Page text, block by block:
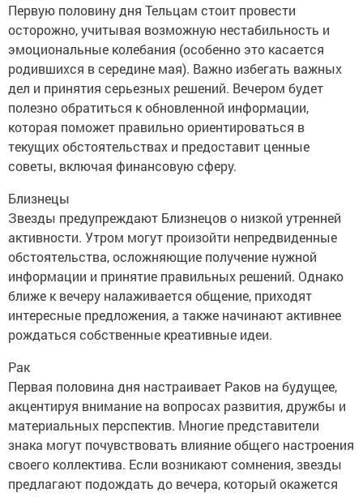
Первую половину дня Тельцам стоит провести
осторожно, учитывая возможную нестабильность и
эмоциональные колебания (особенно это касается
родившихся в середине мая). Важно избегать важных
дел и принятия серьезных решений. Вечером будет
полезно обратиться к обновленной информации,
которая поможет правильно ориентироваться в
текущих обстоятельствах и предоставит ценные
советы, включая финансовую сферу.
Близнецы
Звезды предупреждают Близнецов о низкой утренней
активности. Утром могут произойти непредвиденные
обстоятельства, осложняющие получение нужной
информации и принятие правильных решений. Однако
ближе к вечеру налаживается общение, приходят
интересные предложения, а также начинают активнее
рождаться собственные креативные идеи.
Рак
Первая половина дня настраивает Раков на будущее,
акцентируя внимание на вопросах развития, дружбы и
материальных перспектив. Многие представители
знака могут почувствовать влияние общего настроения
своего коллектива. Если возникают сомнения, звезды
предлагают подождать до вечера, который окажется